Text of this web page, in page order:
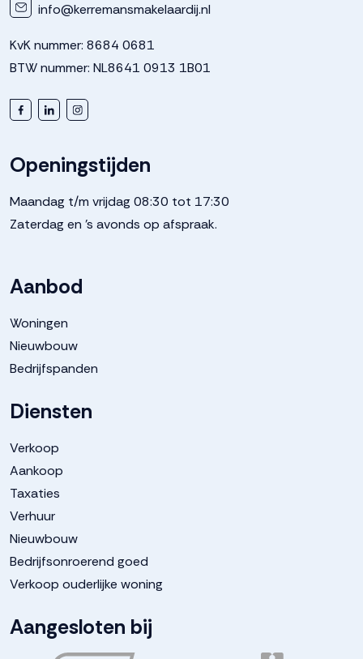
info@kerremansmakelaardij.nl
KvK nummer: 8684 0681
BTW nummer: NL8641 0913 1B01
Openingstijden
Maandag t/m vrijdag 08:30 tot 17:30
Zaterdag en 's avonds op afspraak.
Aanbod
Woningen
Nieuwbouw
Bedrijfspanden
Diensten
Verkoop
Aankoop
Taxaties
Verhuur
Nieuwbouw
Bedrijfsonroerend goed
Verkoop ouderlijke woning
Aangesloten bij